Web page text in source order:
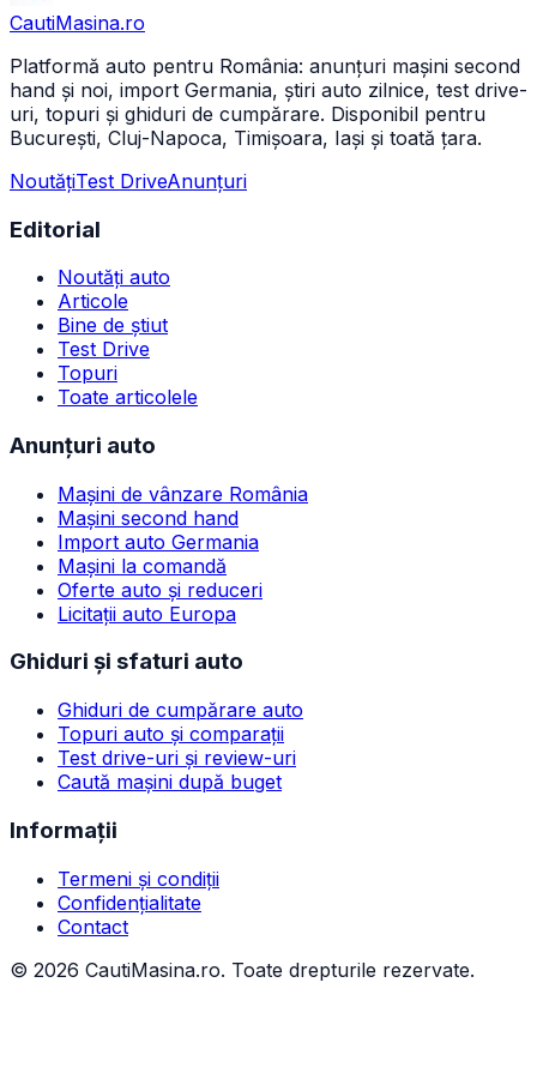
CautiMasina.ro
Platformă auto pentru România: anunțuri mașini second
hand și noi, import Germania, știri auto zilnice, test drive-
uri, topuri și ghiduri de cumpărare. Disponibil pentru
București, Cluj-Napoca, Timișoara, Iași și toată țara.
NoutățiTest DriveAnunțuri
Editorial
Noutăți auto
Articole
Bine de știut
Test Drive
Topuri
Toate articolele
Anunțuri auto
Mașini de vânzare România
Mașini second hand
Import auto Germania
Mașini la comandă
Oferte auto și reduceri
Licitații auto Europa
Ghiduri și sfaturi auto
Ghiduri de cumpărare auto
Topuri auto și comparații
Test drive-uri și review-uri
Caută mașini după buget
Informații
Termeni și condiții
Confidențialitate
Contact
© 2026 CautiMasina.ro. Toate drepturile rezervate.